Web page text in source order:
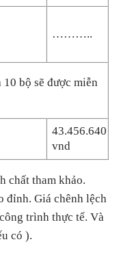
………..
bộ sẽ được miễn
43.456.640
vnd
chất tham khảo.
đỉnh. Giá chênh lệch
trình thực tế. Và
có ).